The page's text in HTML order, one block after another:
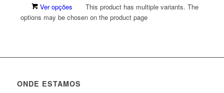
Ver opções
This product has multiple variants. The
options may be chosen on the product page
ONDE ESTAMOS